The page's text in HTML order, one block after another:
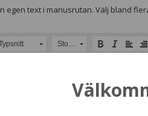
egen text i manusrutan. Välj bland
Storlek